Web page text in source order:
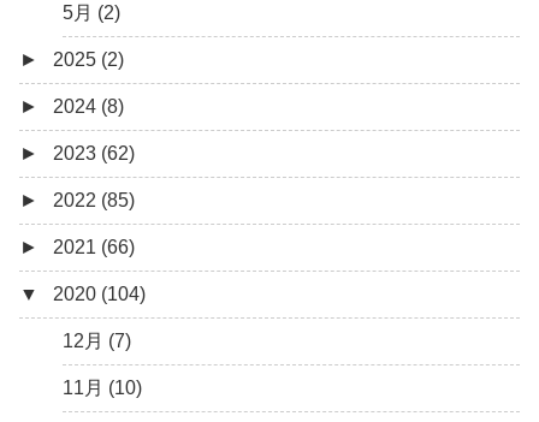
5月 (2)
► 2025 (2)
12月 (1)
6月 (1)
► 2024 (8)
8月 (1)
7月 (1)
5月 (2)
4月 (3)
3月 (1)
► 2023 (62)
9月 (1)
8月 (1)
7月 (8)
6月 (5)
5月 (7)
► 2022 (85)
12月 (3)
10月 (1)
9月 (4)
8月 (5)
► 2021 (66)
12月 (4)
11月 (8)
10月 (1)
▼ 2020 (104)
12月 (7)
11月 (10)